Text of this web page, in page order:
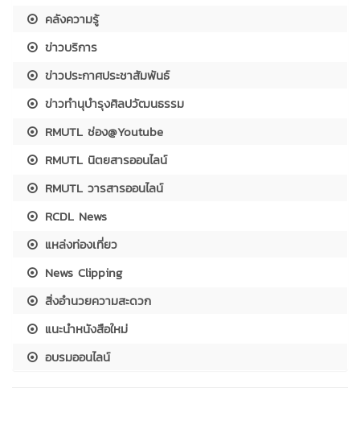
คลังความรู้
ข่าวบริการ
ข่าวประกาศประชาสัมพันธ์
ข่าวทำนุบำรุงศิลปวัฒนธรรม
RMUTL ช่อง@Youtube
RMUTL นิตยสารออนไลน์
RMUTL วารสารออนไลน์
RCDL News
แหล่งท่องเที่ยว
News Clipping
สิ่งอำนวยความสะดวก
แนะนำหนังสือใหม่
อบรมออนไลน์